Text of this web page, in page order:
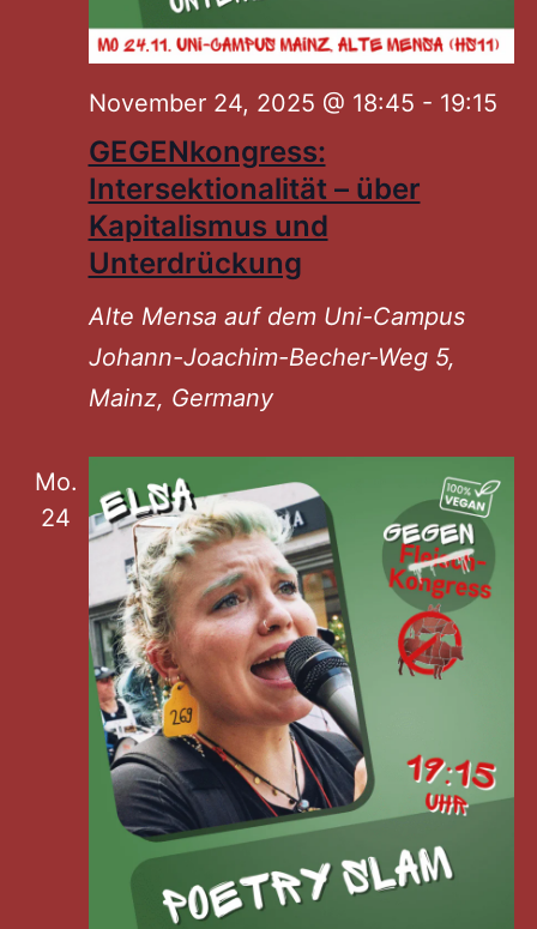
GEGENkongress:
Intersektionalität – über
Kapitalismus und
Unterdrückung
November 24, 2025 @ 18:45 - 19:15
Alte Mensa auf dem Uni-Campus
Johann-Joachim-Becher-Weg 5,
Mainz, Germany
Mo.
24